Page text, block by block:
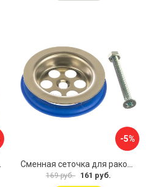
-5%
169 руб. 161 руб.